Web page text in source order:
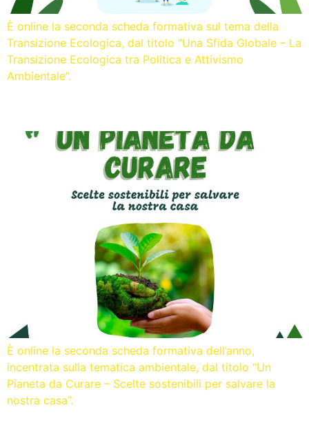
È online la seconda scheda formativa sul tema della
Transizione Ecologica, dal titolo “Una Sfida Globale – La
Transizione Ecologica tra Politica e Attivismo
Ambientale”.
È online la seconda scheda formativa dell’anno,
incentrata sulla tematica ambientale, dal titolo “Un
Pianeta da Curare – Scelte sostenibili per salvare la
nostra casa”.